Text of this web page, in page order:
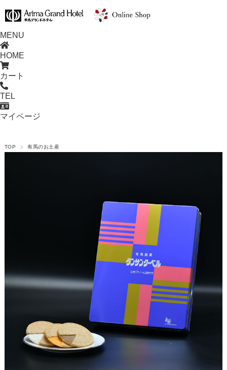
MENU
HOME
カート
TEL
マイページ
TOP 有馬のお土産